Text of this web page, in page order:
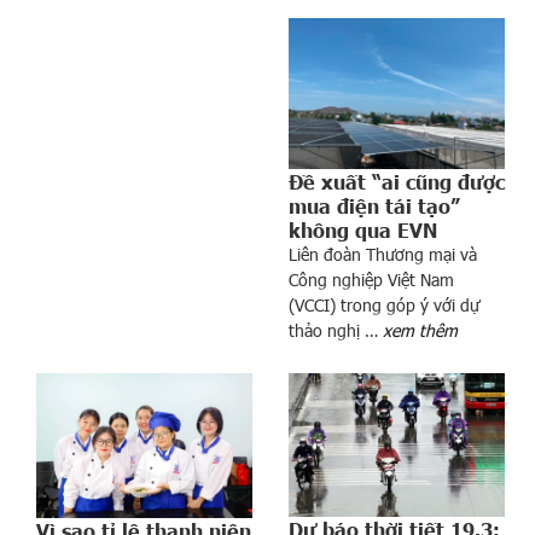
Đề xuất “ai cũng được
mua điện tái tạo”
không qua EVN
Liên đoàn Thương mại và
Công nghiệp Việt Nam
(VCCI) trong góp ý với dự
thảo nghị … xem thêm
Vì sao tỉ lệ thanh niên Dự báo thời tiết 19.3: